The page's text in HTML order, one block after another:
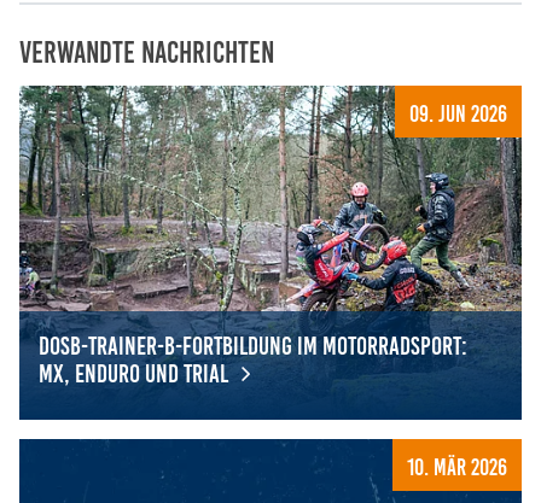
Verwandte Nachrichten
09. Jun 2026
DOSB-Trainer-B-Fortbildung im Motorradsport:
MX, Enduro und Trial
DOSB-Trainer-B-Fortbildung im Motorradsport: MX,
10. Mär 2026